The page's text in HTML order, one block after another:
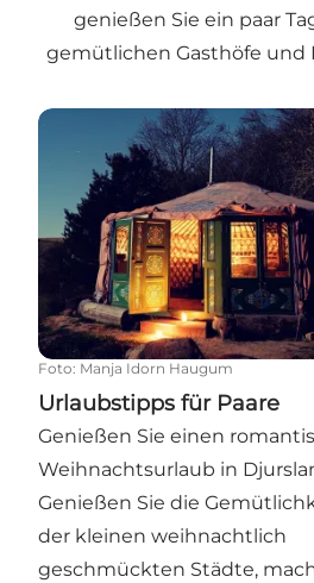
genießen Sie ein paar
gemütlichen Gasthöfe und
Urlaubstipps für Paare
Foto: Manja Idorn Haugum
Urlaubstipps für Paare
Genießen Sie einen
Weihnachtsurlaub in
Genießen Sie die
der kleinen weihnachtlich
geschmückten Städte,